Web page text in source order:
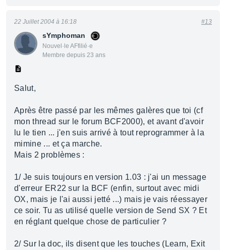
sYmphoman
Nouvel·le AFfilié·e
Membre depuis 23 ans
22 Juillet 2004 à 16:18 #13
Salut,
Après être passé par les mêmes galères que toi (cf
mon thread sur le forum BCF2000), et avant d'avoir
lu le tien ... j'en suis arrivé à tout reprogrammer à la
mimine ... et ça marche.
Mais 2 problèmes :
1/ Je suis toujours en version 1.03 : j'ai un message
d'erreur ER22 sur la BCF (enfin, surtout avec midi
OX, mais je l'ai aussi jetté ...) mais je vais réessayer
ce soir. Tu as utilisé quelle version de Send SX ? Et
en réglant quelque chose de particulier ?
2/ Sur la doc, ils disent que les touches (Learn, Exit